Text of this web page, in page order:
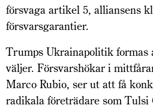
försvaga artikel 5, alliansens
försvarsgarantier.
Trumps Ukrainapolitik formas
väljer. Försvarshökar i
Marco Rubio, ser ut att få
radikala företrädare som Tulsi